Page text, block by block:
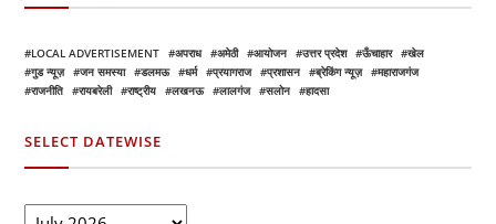
LOCAL ADVERTISEMENT अपराध अमेठी आयोजन उत्तर प्रदेश ऊँचाहार
खेल
गुड न्यूज़
जन समस्या डलमऊ धर्म प्रयागराज प्रशासन ब्रेकिंग न्यूज़
महाराजगंज
राजनीति
रायबरेली राष्ट्रीय लखनऊ लालगंज सलोन हादसा
SELECT DATEWISE